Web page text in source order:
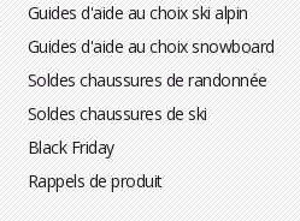
Guides d'aide au choix ski alpin
Guides d'aide au choix snowboard
Soldes chaussures de randonnée
Soldes chaussures de ski
Black Friday
Rappels de produit